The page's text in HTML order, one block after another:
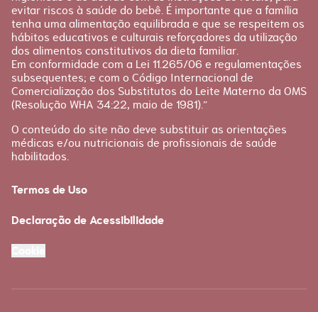
evitar riscos à saúde do bebê. É importante que a família
tenha uma alimentação equilibrada e que se respeitem os
hábitos educativos e culturais reforçadores da utilização
dos alimentos constitutivos da dieta familiar.
Em conformidade com a Lei 11.265/06 e regulamentações
subsequentes; e com o Código Internacional de
Comercialização dos Substitutos do Leite Materno da OMS
(Resolução WHA 34:22, maio de 1981).”
O conteúdo do site não deve substituir as orientações
médicas e/ou nutricionais de profissionais de saúde
habilitados.
Termos de Uso
Declaração de Acessibilidade
Cookie